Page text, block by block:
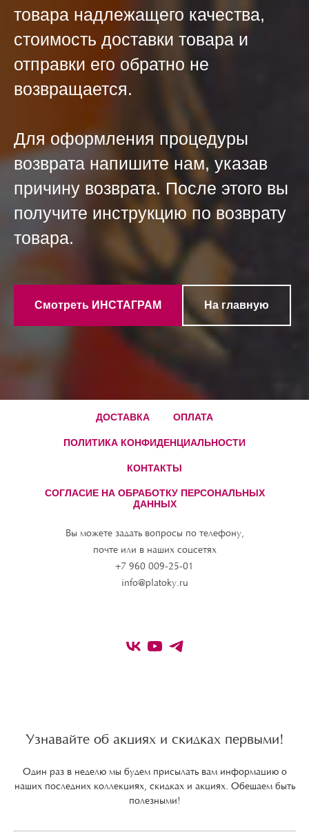
товара надлежащего качества,
стоимость доставки товара и
отправки его обратно не
возвращается.
Для оформления процедуры
возврата напишите нам, указав
причину возврата. После этого вы
получите инструкцию по возврату
товара.
Смотреть ИНСТАГРАМ На главную
ДОСТАВКА ОПЛАТА
ПОЛИТИКА КОНФИДЕНЦИАЛЬНОСТИ
КОНТАКТЫ
СОГЛАСИЕ НА ОБРАБОТКУ ПЕРСОНАЛЬНЫХ
ДАННЫХ
Вы можете задать вопросы по телефону,
почте или в наших соцсетях
+7 960 009-25-01
info@platoky.ru
Узнавайте об акциях и скидках первыми!
Один раз в неделю мы будем присылать вам информацию о
наших последних коллекциях, скидках и акциях. Обещаем быть
полезными!